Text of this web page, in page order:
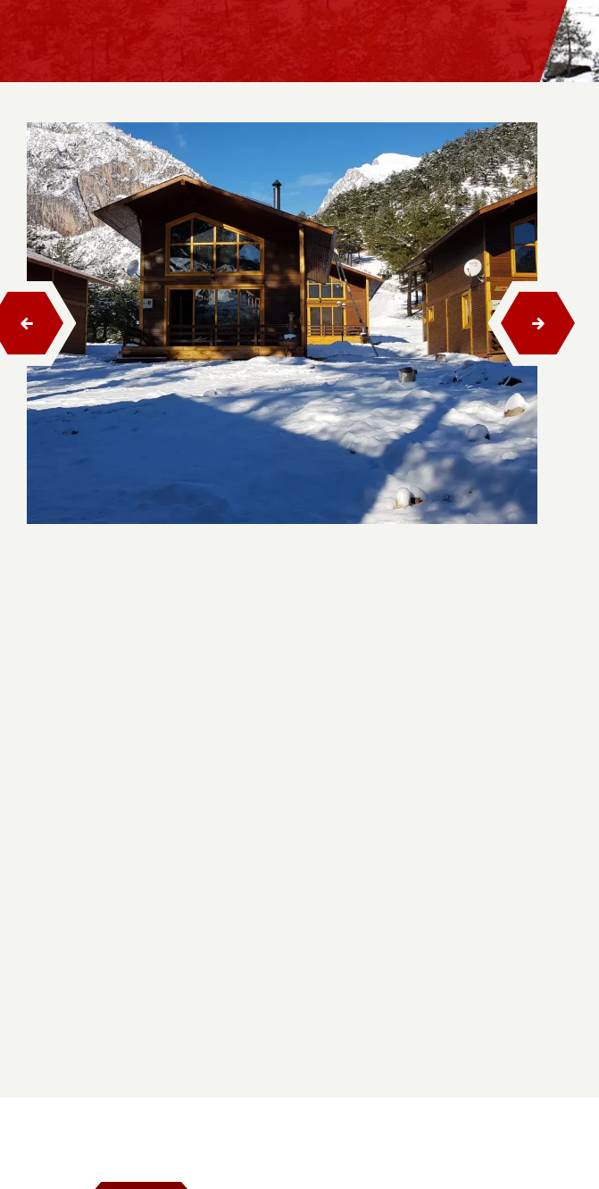
Trambolinler
Ahşap Çocuk Oyun Evleri
Ahşap Tırmanma
Halatlı Tırmanma
Halatlı Denge Parkurları
Engelsiz Seri Ahşap Çocuk Oyun Grupları
Hexa Ahşap Çocuk Oyun Grubu
Konsept Ahşap Çocuk Oyun Grupları